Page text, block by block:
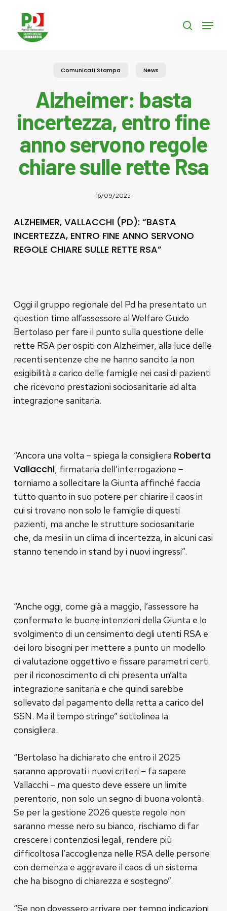
content
search
Menu
Comunicati Stampa News
Alzheimer: basta
incertezza, entro fine
anno servono regole
chiare sulle rette Rsa
16/09/2025
ALZHEIMER, VALLACCHI (PD): “BASTA
INCERTEZZA, ENTRO FINE ANNO SERVONO
REGOLE CHIARE SULLE RETTE RSA”
Oggi il gruppo regionale del Pd ha presentato un
question time all’assessore al Welfare Guido
Bertolaso per fare il punto sulla questione delle
rette RSA per ospiti con Alzheimer, alla luce delle
recenti sentenze che ne hanno sancito la non
esigibilità a carico delle famiglie nei casi di pazienti
che ricevono prestazioni sociosanitarie ad alta
integrazione sanitaria.
“Ancora una volta – spiega la consigliera Roberta
Vallacchi, firmataria dell’interrogazione –
torniamo a sollecitare la Giunta affinché faccia
tutto quanto in suo potere per chiarire il caos in
cui si trovano non solo le famiglie di questi
pazienti, ma anche le strutture sociosanitarie
che, da mesi in un clima di incertezza, in alcuni casi
stanno tenendo in stand by i nuovi ingressi”.
“Anche oggi, come già a maggio, l’assessore ha
confermato le buone intenzioni della Giunta e lo
svolgimento di un censimento degli utenti RSA e
dei loro bisogni per mettere a punto un modello
di valutazione oggettivo e fissare parametri certi
per il riconoscimento di chi presenta un’alta
integrazione sanitaria e che quindi sarebbe
sollevato dal pagamento della retta a carico del
SSN. Ma il tempo stringe” sottolinea la
consigliera.
“Bertolaso ha dichiarato che entro il 2025
saranno approvati i nuovi criteri – fa sapere
Vallacchi – ma questo deve essere un limite
perentorio, non solo un segno di buona volontà.
Se per la gestione 2026 queste regole non
saranno messe nero su bianco, rischiamo di far
crescere i contenziosi legali, rendere più
difficoltosa l’accoglienza nelle RSA delle persone
con demenza e aggravare il caos di un sistema
che ha bisogno di chiarezza e sostegno”.
“Se non dovessero arrivare per tempo indicazioni